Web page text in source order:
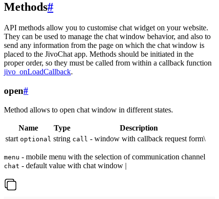
Methods#
API methods allow you to customise chat widget on your website.
They can be used to manage the chat window behavior, and also to
send any information from the page on which the chat window is
placed to the JivoChat app. Methods should be initiated in the
proper order, so they must be called from within a callback function
jivo_onLoadCallback.
open#
Method allows to open chat window in different states.
Name Type
Description
start optional string call - window with callback request form\
menu - mobile menu with the selection of communication channel
chat - default value with chat window |